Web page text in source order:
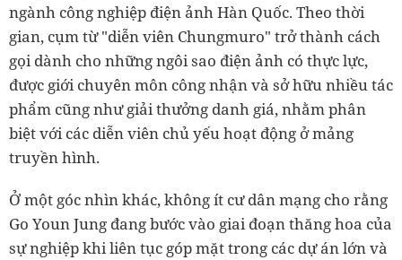
ngành công nghiệp điện ảnh Hàn Quốc. Theo thời
gian, cụm từ "diễn viên Chungmuro" trở thành cách
gọi dành cho những ngôi sao điện ảnh có thực lực,
được giới chuyên môn công nhận và sở hữu nhiều tác
phẩm cũng như giải thưởng danh giá, nhằm phân
biệt với các diễn viên chủ yếu hoạt động ở mảng
truyền hình.
Ở một góc nhìn khác, không ít cư dân mạng cho rằng
Go Youn Jung đang bước vào giai đoạn thăng hoa của
sự nghiệp khi liên tục góp mặt trong các dự án lớn và